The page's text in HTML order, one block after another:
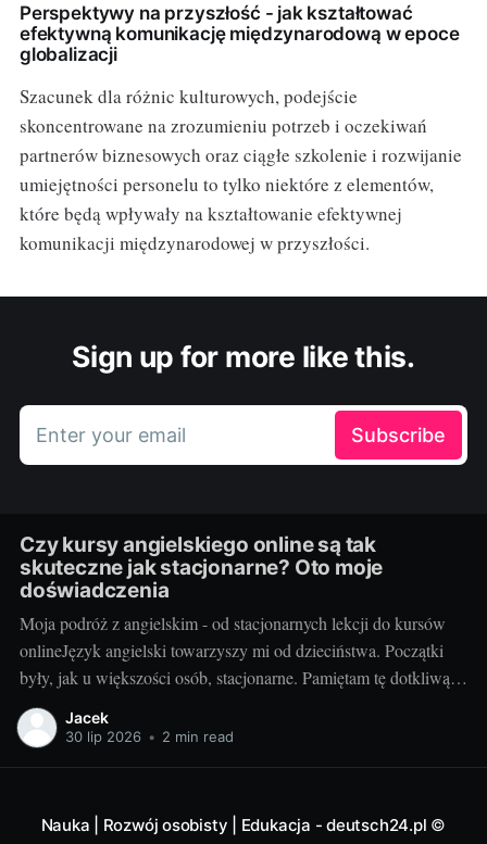
Perspektywy na przyszłość - jak kształtować
efektywną komunikację międzynarodową w epoce
globalizacji
Szacunek dla różnic kulturowych, podejście
skoncentrowane na zrozumieniu potrzeb i oczekiwań
partnerów biznesowych oraz ciągłe szkolenie i rozwijanie
umiejętności personelu to tylko niektóre z elementów,
które będą wpływały na kształtowanie efektywnej
komunikacji międzynarodowej w przyszłości.
Sign up for more like this.
Enter your email Subscribe
Czy kursy angielskiego online są tak
skuteczne jak stacjonarne? Oto moje
doświadczenia
Moja podróż z angielskim - od stacjonarnych lekcji do kursów
onlineJęzyk angielski towarzyszy mi od dzieciństwa. Początki
były, jak u większości osób, stacjonarne. Pamiętam tę dotkliwą
niechęć do porannego wstawania, pendolowania do szkoły i
powrotów w gorszym nastroju, niż w momencie wyjścia.
Jacek
30 lip 2026 • 2 min read
Nauka | Rozwój osobisty | Edukacja - deutsch24.pl ©